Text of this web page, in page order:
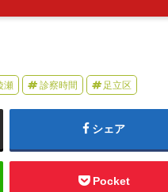
瀬 診察時間 足立区
シェア
Pocket